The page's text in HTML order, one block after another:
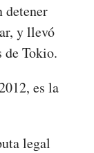
detener
y llevó
de Tokio.
es la
legal